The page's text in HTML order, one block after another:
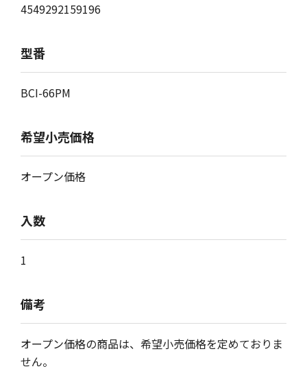
4549292159196
型番
BCI-66PM
希望小売価格
オープン価格
入数
1
備考
オープン価格の商品は、希望小売価格を定めておりま
せん。